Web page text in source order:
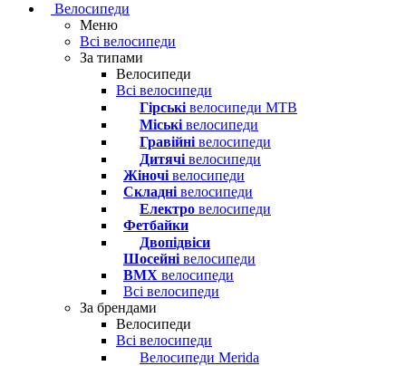
Велосипеди
Меню
Всі велосипеди
За типами
Велосипеди
Всі велосипеди
Гірські велосипеди MTB
Міські велосипеди
Гравійні велосипеди
Дитячі велосипеди
Жіночі велосипеди
Складні велосипеди
Електро велосипеди
Фетбайки
Двопідвіси
Шосейні велосипеди
BMX велосипеди
Всі велосипеди
За брендами
Велосипеди
Всі велосипеди
Велосипеди Merida